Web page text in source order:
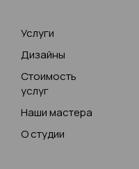
Услуги
Дизайны
Стоимость
услуг
Наши мастера
О студии